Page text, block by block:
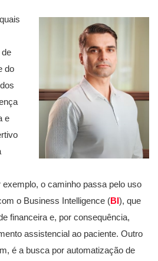
do
e
o caminho passa pelo uso
o Business Intelligence (BI), que
financeira e, por consequência,
assistencial ao paciente. Outro
é a busca por automatização de